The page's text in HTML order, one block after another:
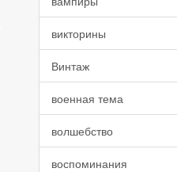
викторины
Винтаж
военная тема
волшебство
воспоминания